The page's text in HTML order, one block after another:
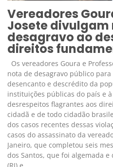
Vereadores
Josete divulgam
desagravo ao
direitos
Os vereadores Goura e
nota de desagravo público
desencanto e descrédito da
instituições públicas do país e
desrespeitos flagrantes aos
cidadã e de todo cidadão
dos casos recentes dessas
casos do assassinato da
Janeiro, que completou seis
dos Santos, que foi algemada